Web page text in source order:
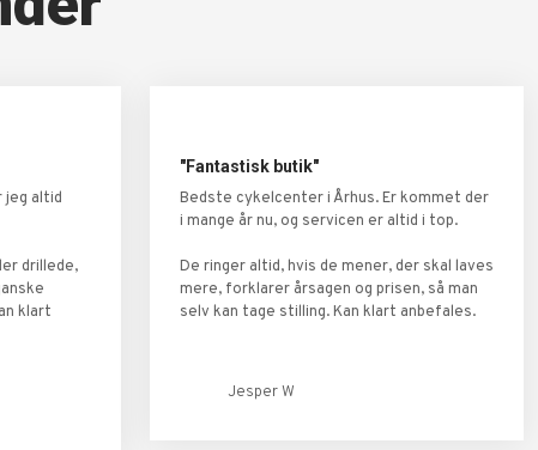
jeg altid
drillede,
klart
"Fantastisk butik"
Bedste cykelcenter i Århus. Er kommet der
i mange år nu, og servicen er altid i top.
De ringer altid, hvis de mener, der skal laves
mere, forklarer årsagen og prisen, så man
selv kan tage stilling. Kan klart anbefales.
Jesper W​